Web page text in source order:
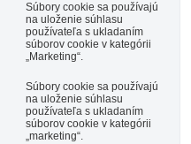
Súbory cookie sa používajú
na uloženie súhlasu
používateľa s ukladaním
súborov cookie v kategórii
„Marketing“.
Súbory cookie sa používajú
na uloženie súhlasu
používateľa s ukladaním
súborov cookie v kategórii
„marketing“.